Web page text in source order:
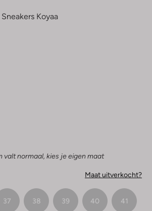
Koyaa
valt normaal, kies je eigen maat
Maat uitverkocht?
37 38 39 40 41